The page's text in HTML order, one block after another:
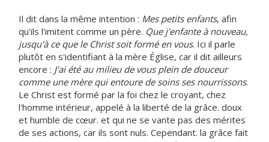
Il dit dans la même intention : Mes petits enfants, afin
qu'ils l'imitent comme un père. Que j'enfante à nouveau,
jusqu'à ce que le Christ soit formé en vous. Ici il parle
plutôt en s'identifiant à la mère Église, car il dit ailleurs
encore : J'ai été au milieu de vous plein de douceur
comme une mère qui entoure de soins ses nourrissons.
Le Christ est formé par la foi chez le croyant, chez
l'homme intérieur, appelé à la liberté de la grâce. doux
et humble de cœur. et qui ne se vante pas des mérites
de ses actions, car ils sont nuls. Cependant. la grâce fait